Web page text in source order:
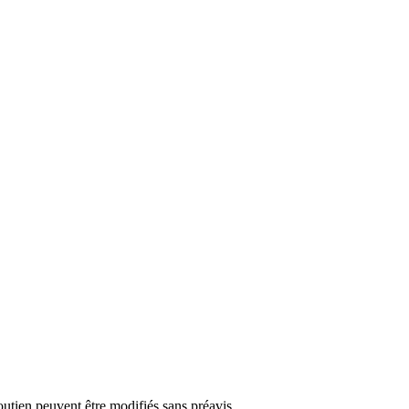
peuvent être modifiés sans préavis.